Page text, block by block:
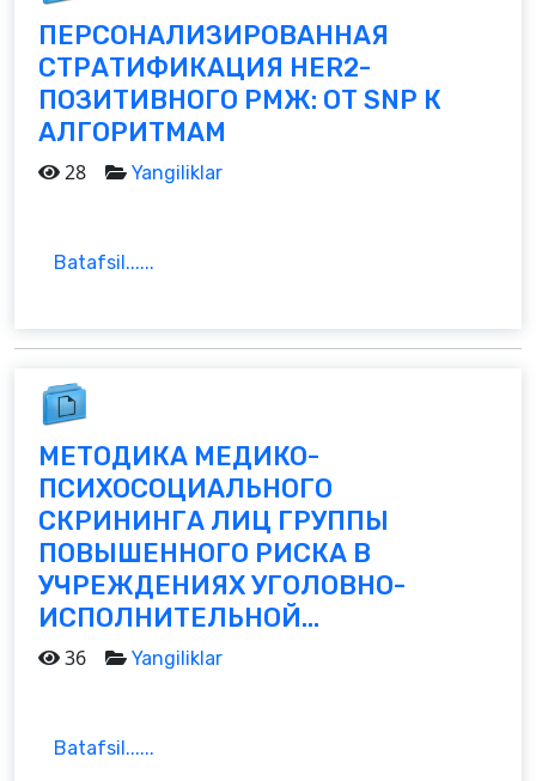
ПЕРСОНАЛИЗИРОВАННАЯ
СТРАТИФИКАЦИЯ HER2-
ПОЗИТИВНОГО РМЖ: ОТ SNP К
АЛГОРИТМАМ
28 Yangiliklar
Batafsil......
МЕТОДИКА МЕДИКО-
ПСИХОСОЦИАЛЬНОГО
СКРИНИНГА ЛИЦ ГРУППЫ
ПОВЫШЕННОГО РИСКА В
УЧРЕЖДЕНИЯХ УГОЛОВНО-
ИСПОЛНИТЕЛЬНОЙ...
36 Yangiliklar
Batafsil......